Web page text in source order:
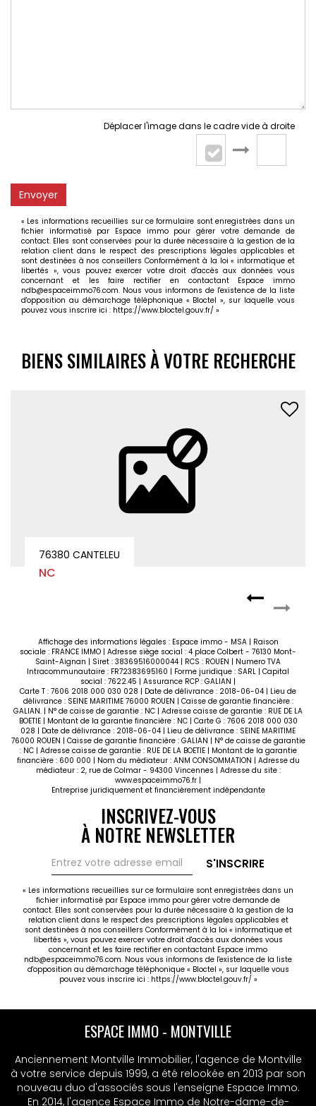
Déplacer l'image dans le cadre vide à droite
Envoyer
« Les informations recueillies sur ce formulaire sont enregistrées dans un
fichier informatisé par Espace immo pour gérer votre demande de
contact. Elles sont conservées pour la durée nécessaire à la gestion de la
relation client dans le respect des prescriptions légales applicables et
sont destinées à nos conseillers Conformément à la loi « informatique et
libertés », vous pouvez exercer votre droit d'accès aux données vous
concernant et les faire rectifier en contactant Espace immo
ndb@espaceimmo76.com. Nous vous informons de l'existence de la liste
d'opposition au démarchage téléphonique « Bloctel », sur laquelle vous
pouvez vous inscrire ici : https://www.bloctel.gouv.fr/ »
BIENS SIMILAIRES À VOTRE RECHERCHE
76380 CANTELEU
NC
Affichage des informations légales : Espace immo - MSA | Raison
sociale : FRANCE IMMO | Adresse siège social : 4 place Colbert - 76130 Mont-
Saint-Aignan | Siret : 38369516000044 | RCS : ROUEN | Numero TVA
Intracommunautaire : FR72383695160 | Forme juridique : SARL | Capital
social : 7622.45 | Assurance RCP : GALIAN |
Carte T : 7606 2018 000 030 028 | Date de délivrance : 2018-06-04 | Lieu de
délivrance : SEINE MARITIME 76000 ROUEN | Caisse de garantie financière :
GALIAN. | N° de caisse de garantie : NC | Adresse caisse de garantie : RUE DE LA
BOETIE | Montant de la garantie financière : NC | Carte G : 7606 2018 000 030
028 | Date de délivrance : 2018-06-04 | Lieu de délivrance : SEINE MARITIME
76000 ROUEN | Caisse de garantie financière : GALIAN | N° de caisse de garantie
: NC | Adresse caisse de garantie : RUE DE LA BOETIE | Montant de la garantie
financière : 600 000 | Nom du médiateur : ANM CONSOMMATION | Adresse du
médiateur : 2, rue de Colmar - 94300 Vincennes | Adresse du site :
www.espaceimmo76.fr |
Entreprise juridiquement et financièrement indépendante
INSCRIVEZ-VOUS
À NOTRE NEWSLETTER
S'INSCRIRE
« Les informations recueillies sur ce formulaire sont enregistrées dans un
fichier informatisé par Espace immo pour gérer votre demande de
contact. Elles sont conservées pour la durée nécessaire à la gestion de la
relation client dans le respect des prescriptions légales applicables et
sont destinées à nos conseillers Conformément à la loi « informatique et
libertés », vous pouvez exercer votre droit d'accès aux données vous
concernant et les faire rectifier en contactant Espace immo
ndb@espaceimmo76.com. Nous vous informons de l'existence de la liste
d'opposition au démarchage téléphonique « Bloctel », sur laquelle vous
pouvez vous inscrire ici : https://www.bloctel.gouv.fr/ »
ESPACE IMMO - MSA
Anciennement Montville Immobilier, l'agence de Montville
à votre service depuis 1999, a été relookée en 2013 par son
nouveau duo d'associés sous l'enseigne Espace Immo.
En 2014, l'agence Espace Immo de Notre-dame-de-